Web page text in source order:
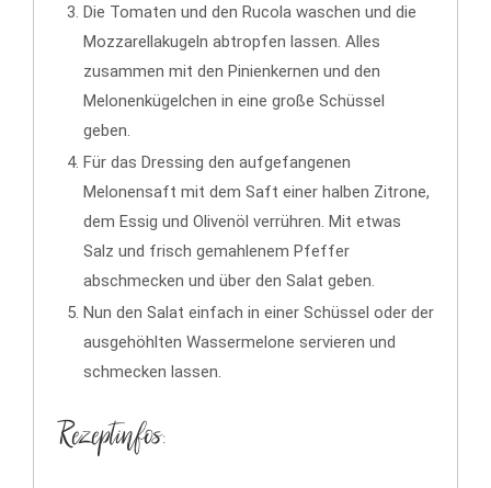
Die Tomaten und den Rucola waschen und die
Mozzarellakugeln abtropfen lassen. Alles
zusammen mit den Pinienkernen und den
Melonenkügelchen in eine große Schüssel
geben.
Für das Dressing den aufgefangenen
Melonensaft mit dem Saft einer halben Zitrone,
dem Essig und Olivenöl verrühren. Mit etwas
Salz und frisch gemahlenem Pfeffer
abschmecken und über den Salat geben.
Nun den Salat einfach in einer Schüssel oder der
ausgehöhlten Wassermelone servieren und
schmecken lassen.
Rezeptinfos: